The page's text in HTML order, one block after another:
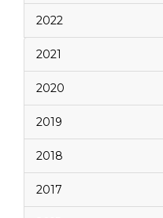
2022
2021
2020
2019
2018
2017